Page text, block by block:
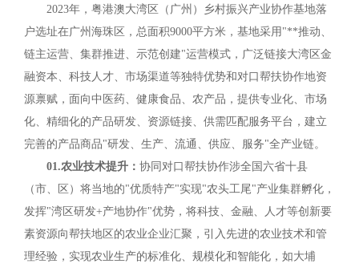
2023年，粤港澳大湾区（广州）乡村振兴产业协作基地落
户选址在广州海珠区，总面积9000平方米，基地采用"**推动、
链主运营、集群推进、示范创建"运营模式，广泛链接大湾区金
融资本、科技人才、市场渠道等独特优势和对口帮扶协作地资
源禀赋，面向中医药、健康食品、农产品，提供专业化、市场
化、精细化的产品研发、资源链接、供需匹配服务平台，建立
完善的产品商品"研发、生产、流通、供应、服务"全产业链。
01.农业技术提升： 协同对口帮扶协作涉全国六省十县
（市、区）将当地的"优质特产"实现"农头工尾"产业集群孵化，
发挥"湾区研发+产地协作"优势，将科技、金融、人才等创新要
素资源向帮扶地区的农业企业汇聚，引入先进的农业技术和管
理经验，实现农业生产的标准化、规模化和智能化，如大埔